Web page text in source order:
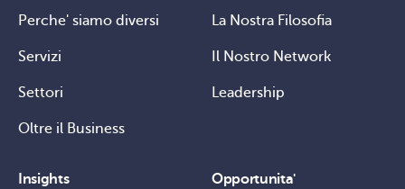
Perche' siamo diversi
Servizi
Settori
Oltre il Business
La Nostra Filosofia
Il Nostro Network
Leadership
Insights Opportunita'